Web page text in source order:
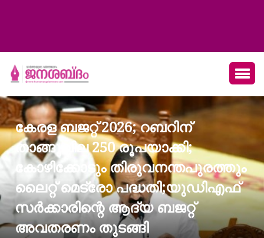
കേരള ബജറ്റ് 2026; റബറിന്
താങ്ങുവില 250 രൂപയാക്കി;
കോഴിക്കോടും തിരുവനന്തപുരത്തും
ലൈറ്റ് മെട്രോ പദ്ധതി;യുഡിഎഫ്
സര്‍ക്കാരിന്റെ ആദ്യ ബജറ്റ്
അവതരണം തുടങ്ങി